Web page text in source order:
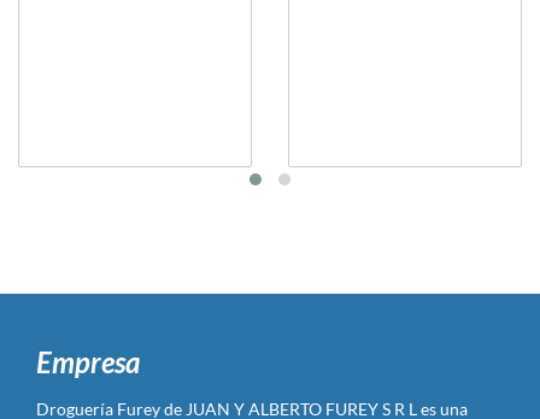
Empresa
Droguería Furey de JUAN Y ALBERTO FUREY S R L es una